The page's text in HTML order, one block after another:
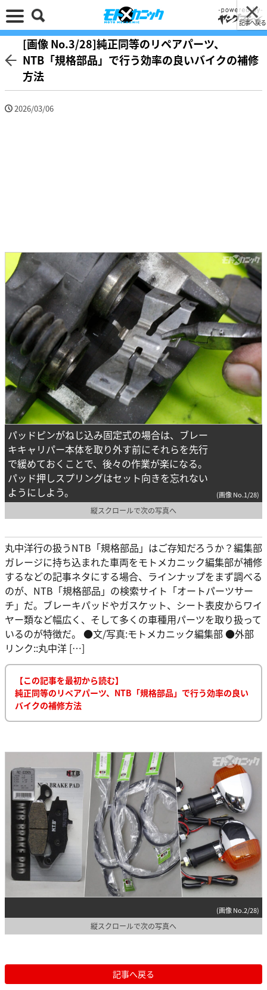
記事へ戻る
[画像 No.3/28]純正同等のリペアパーツ、
NTB「規格部品」で行う効率の良いバイクの補修
方法
2026/03/06
パッドピンがねじ込み固定式の場合は、ブレー
キキャリパー本体を取り外す前にそれらを先行
で緩めておくことで、後々の作業が楽になる。
パッド押しスプリングはセット向きを忘れない
ようにしよう。
(画像 No.1/28)
縦スクロールで次の写真へ
丸中洋行の扱うNTB「規格部品」はご存知だろうか？編集部
ガレージに持ち込まれた車両をモトメカニック編集部が補修
するなどの記事ネタにする場合、ラインナップをまず調べる
のが、NTB「規格部品」の検索サイト「オートパーツサー
チ」だ。ブレーキパッドやガスケット、シート表皮からワイ
ヤー類など幅広く、そして多くの車種用パーツを取り扱って
いるのが特徴だ。 ●文/写真:モトメカニック編集部 ●外部
リンク::丸中洋 […]
【この記事を最初から読む】
純正同等のリペアパーツ、NTB「規格部品」で行う効率の良い
バイクの補修方法
(画像 No.2/28)
縦スクロールで次の写真へ
記事へ戻る